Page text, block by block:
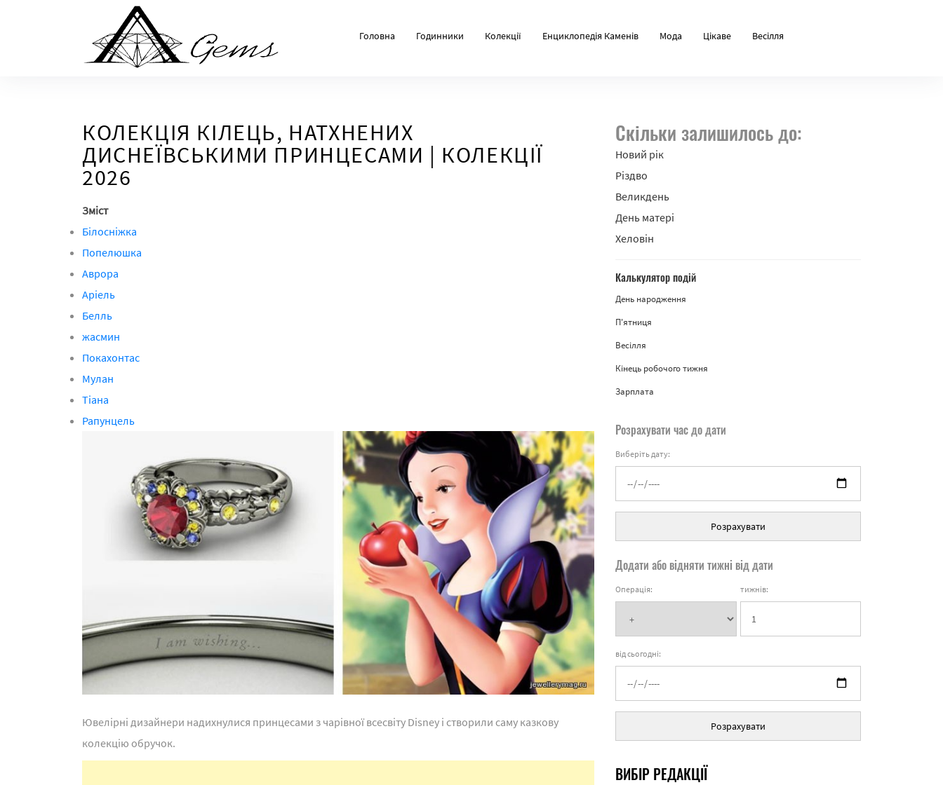
Головна Годинники Колекції Енциклопедія Каменів Мода Цікаве Весілля
КОЛЕКЦІЯ КІЛЕЦЬ, НАТХНЕНИХ
ДИСНЕЇВСЬКИМИ ПРИНЦЕСАМИ | КОЛЕКЦІЇ
2026
Зміст
Білосніжка
Попелюшка
Аврора
Аріель
Белль
жасмин
Покахонтас
Мулан
Тіана
Рапунцель
Ювелірні дизайнери надихнулися принцесами з чарівної всесвіту Disney і створили саму казкову
колекцію обручок.
Скільки залишилось до:
Новий рік
Різдво
Великдень
День матері
Хеловін
Калькулятор подій
День народження
П'ятниця
Весілля
Кінець робочого тижня
Зарплата
Розрахувати час до дати
Виберіть дату:
Розрахувати
Додати або відняти тижні від дати
Операція: тижнів:
від сьогодні:
Розрахувати
ВИБІР РЕДАКЦІЇ